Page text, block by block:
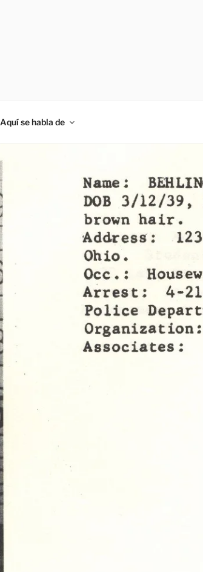
Aquí se habla de